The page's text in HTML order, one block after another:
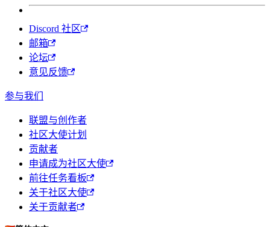
Discord 社区
邮箱
论坛
意见反馈
参与我们
联盟与创作者
社区大使计划
贡献者
申请成为社区大使
前往任务看板
关于社区大使
关于贡献者